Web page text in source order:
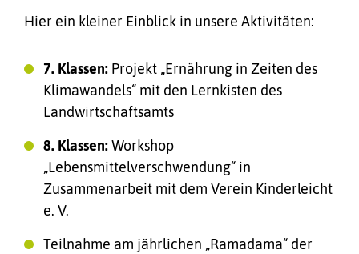
Hier ein kleiner Einblick in unsere Aktivitäten:
7. Klassen: Projekt „Ernährung in Zeiten des
Klimawandels“ mit den Lernkisten des
Landwirtschaftsamts
8. Klassen:Workshop
„Lebensmittelverschwendung“ in
Zusammenarbeit mit dem Verein Kinderleicht
e. V.
Teilnahme am jährlichen „Ramadama“ der